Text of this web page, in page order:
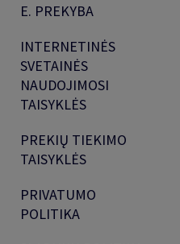
E. PREKYBA
INTERNETINĖS
SVETAINĖS
NAUDOJIMOSI
TAISYKLĖS
PREKIŲ TIEKIMO
TAISYKLĖS
PRIVATUMO
POLITIKA